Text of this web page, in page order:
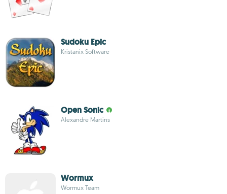
Sudoku Epic
Kristanix Software
Open Sonic
Alexandre Martins
Wormux
Wormux Team